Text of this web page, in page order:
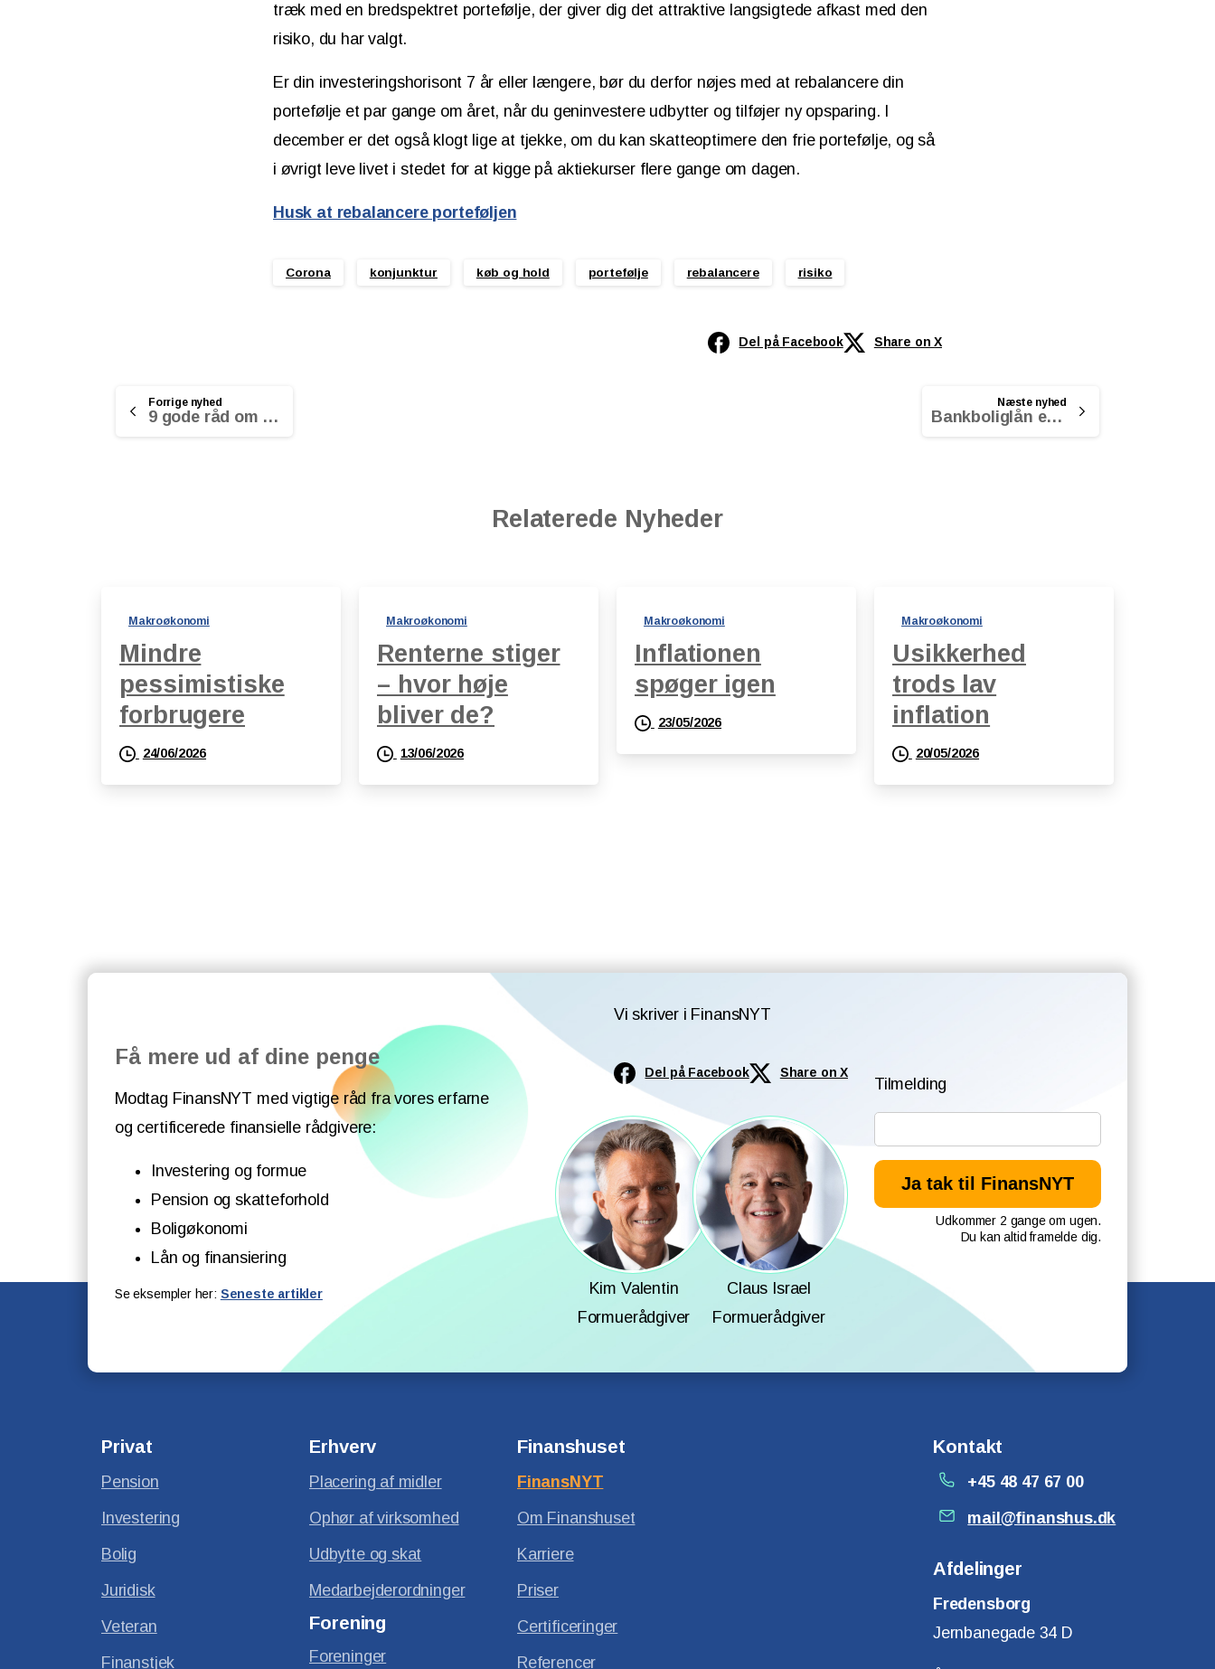
træk med en bredspektret portefølje, der giver dig det attraktive langsigtede afkast med den
risiko, du har valgt.
Er din investeringshorisont 7 år eller længere, bør du derfor nøjes med at rebalancere din
portefølje et par gange om året, når du geninvestere udbytter og tilføjer ny opsparing. I
december er det også klogt lige at tjekke, om du kan skatteoptimere den frie portefølje, og så
i øvrigt leve livet i stedet for at kigge på aktiekurser flere gange om dagen.
Husk at rebalancere porteføljen
Corona konjunktur køb og hold portefølje rebalancere risiko
Del på Facebook Share on X
Continue
Reading
Forrige nyhed
9 gode råd om køb af andelsbolig
Næste nyhed
Bankboliglån eller realkreditlån
Relaterede Nyheder
Makroøkonomi
Mindre
pessimistiske
forbrugere
24/06/2026
Makroøkonomi
Renterne stiger
– hvor høje
bliver de?
13/06/2026
Makroøkonomi
Inflationen
spøger igen
23/05/2026
Makroøkonomi
Usikkerhed
trods lav
inflation
20/05/2026
Få mere ud af dine penge
Modtag FinansNYT med vigtige råd fra vores erfarne
og certificerede finansielle rådgivere:
Investering og formue
Pension og skatteforhold
Boligøkonomi
Lån og finansiering
Se eksempler her: Seneste artikler
Vi skriver i FinansNYT
Del på Facebook Share on X
Kim Valentin
Formuerådgiver
Claus Israel
Formuerådgiver
Tilmelding
Udkommer 2 gange om ugen.
Du kan altid framelde dig.
Privat
Pension
Investering
Bolig
Juridisk
Veteran
Finanstjek
Erhverv
Placering af midler
Ophør af virksomhed
Udbytte og skat
Medarbejderordninger
Forening
Foreninger
Finanshuset
FinansNYT
Om Finanshuset
Karriere
Priser
Certificeringer
Referencer
Kontakt
+45 48 47 67 00
mail@finanshus.dk
Afdelinger
Fredensborg
Jernbanegade 34 D